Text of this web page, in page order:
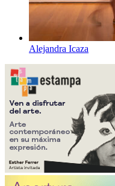
Alejandra Icaza